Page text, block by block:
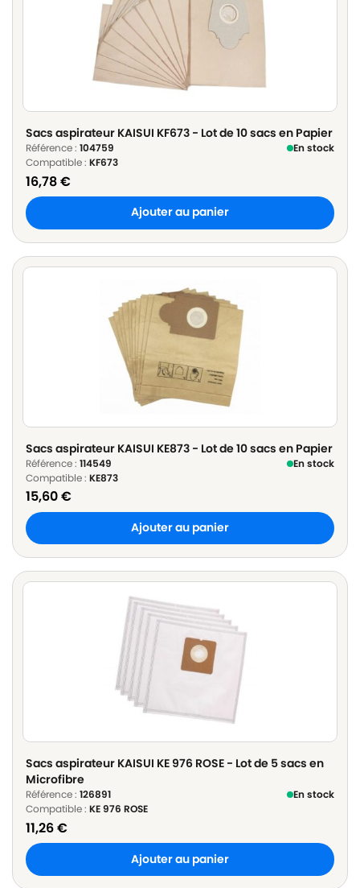
Sacs aspirateur KAISUI KF673 - Lot de 10 sacs en Papier
Référence : 104759
En stock
Compatible : KF673
16,78€
Ajouter au panier
Sacs aspirateur KAISUI KE873 - Lot de 10 sacs en Papier
Référence : 114549
En stock
Compatible : KE873
15,60€
Ajouter au panier
Sacs aspirateur KAISUI KE 976 ROSE - Lot de 5 sacs en
Microfibre
Référence : 126891
En stock
Compatible : KE 976 ROSE
11,26€
Ajouter au panier